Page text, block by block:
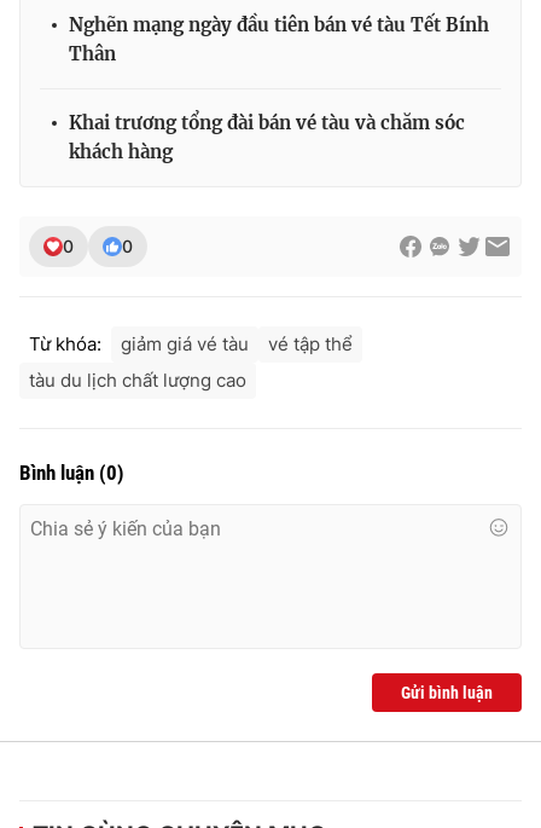
Ðiện thoại Thời báo VTV: 024.66 897 897
Email:toasoan@vtv.vn
thông tin từ website này.
Nghẽn mạng ngày đầu tiên bán vé tàu Tết Bính
Thân
Khai trương tổng đài bán vé tàu và chăm sóc
khách hàng
0 0
Từ khóa: giảm giá vé tàu
vé tập thể
tàu du lịch chất lượng cao
Bình luận (0)
Gửi bình luận